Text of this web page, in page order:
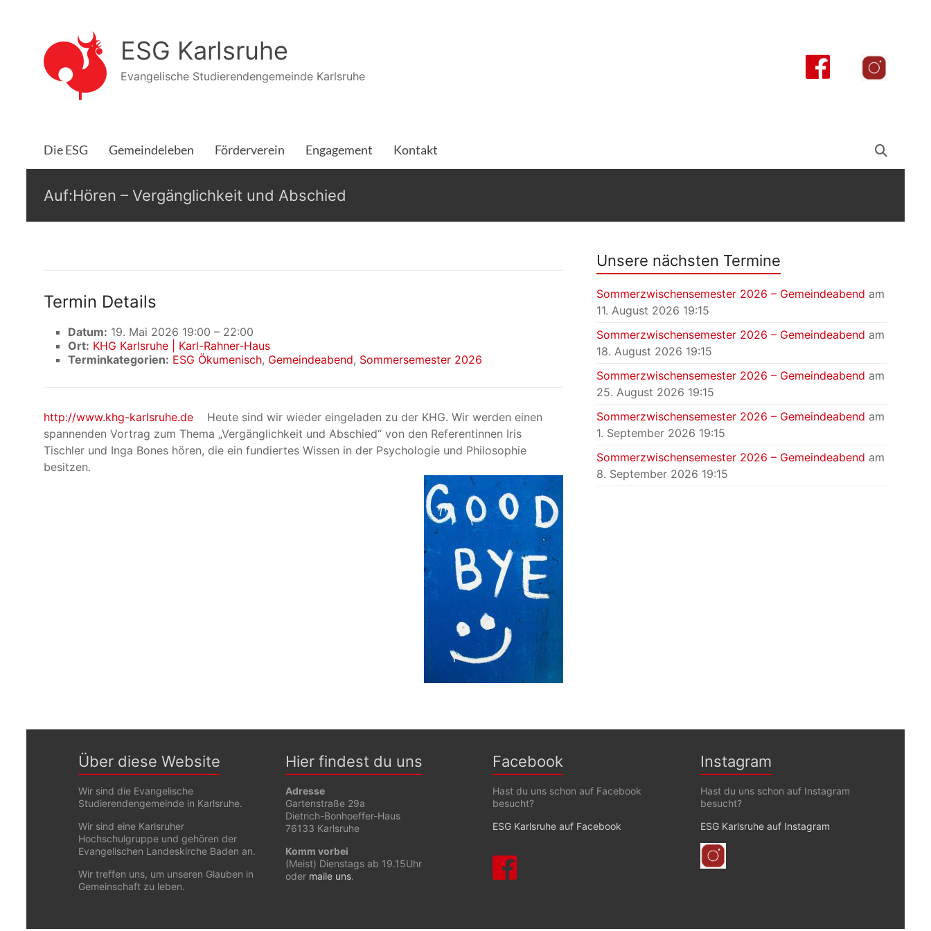
Inhalt
springen
ESG Karlsruhe
Evangelische Studierendengemeinde Karlsruhe
Die ESG Gemeindeleben Förderverein Engagement Kontakt
Auf:Hören – Vergänglichkeit und Abschied
Termin Details
Datum: 19. Mai 2026 19:00 – 22:00
Ort: KHG Karlsruhe | Karl-Rahner-Haus
Terminkategorien: ESG Ökumenisch, Gemeindeabend, Sommersemester 2026
http://www.khg-karlsruhe.de Heute sind wir wieder eingeladen zu der KHG. Wir werden einen
spannenden Vortrag zum Thema „Vergänglichkeit und Abschied“ von den Referentinnen Iris
Tischler und Inga Bones hören, die ein fundiertes Wissen in der Psychologie und Philosophie
besitzen.
Unsere nächsten Termine
Sommerzwischensemester 2026 – Gemeindeabend am
11. August 2026 19:15
Sommerzwischensemester 2026 – Gemeindeabend am
18. August 2026 19:15
Sommerzwischensemester 2026 – Gemeindeabend am
25. August 2026 19:15
Sommerzwischensemester 2026 – Gemeindeabend am
1. September 2026 19:15
Sommerzwischensemester 2026 – Gemeindeabend am
8. September 2026 19:15
Über diese Website
Wir sind die Evangelische
Studierendengemeinde in Karlsruhe.
Wir sind eine Karlsruher
Hochschulgruppe und gehören der
Evangelischen Landeskirche Baden an.
Wir treffen uns, um unseren Glauben in
Gemeinschaft zu leben.
Hier findest du uns
Adresse
Gartenstraße 29a
Dietrich-Bonhoeffer-Haus
76133 Karlsruhe
Komm vorbei
(Meist) Dienstags ab 19.15Uhr
oder maile uns.
Facebook
Hast du uns schon auf Facebook
besucht?
ESG Karlsruhe auf Facebook
Instagram
Hast du uns schon auf Instagram
besucht?
ESG Karlsruhe auf Instagram